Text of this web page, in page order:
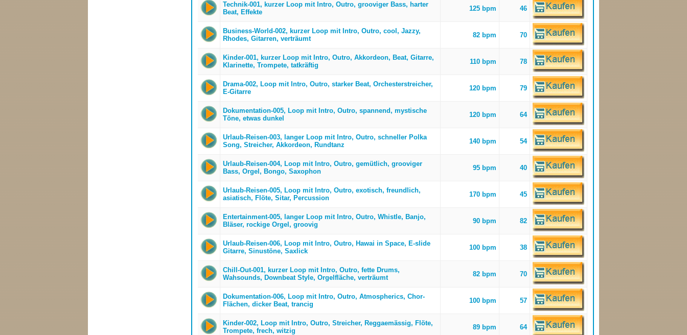
Technik-001, kurzer Loop mit Intro, Outro, grooviger Bass, harter
Beat, Effekte
125 bpm 46
Business-World-002, kurzer Loop mit Intro, Outro, cool, Jazzy,
Rhodes, Gitarren, verträumt
82 bpm 70
Kinder-001, kurzer Loop mit Intro, Outro, Akkordeon, Beat, Gitarre,
Klarinette, Trompete, tatkräftig
110 bpm 78
Drama-002, Loop mit Intro, Outro, starker Beat, Orchesterstreicher,
E-Gitarre
120 bpm 79
Dokumentation-005, Loop mit Intro, Outro, spannend, mystische
Töne, etwas dunkel
120 bpm 64
Urlaub-Reisen-003, langer Loop mit Intro, Outro, schneller Polka
Song, Streicher, Akkordeon, Rundtanz
140 bpm 54
Urlaub-Reisen-004, Loop mit Intro, Outro, gemütlich, grooviger
Bass, Orgel, Bongo, Saxophon
95 bpm 40
Urlaub-Reisen-005, Loop mit Intro, Outro, exotisch, freundlich,
asiatisch, Flöte, Sitar, Percussion
170 bpm 45
Entertainment-005, langer Loop mit Intro, Outro, Whistle, Banjo,
Bläser, rockige Orgel, groovig
90 bpm 82
Urlaub-Reisen-006, Loop mit Intro, Outro, Hawai in Space, E-slide
Gitarre, Sinustöne, Saxlick
100 bpm 38
Chill-Out-001, kurzer Loop mit Intro, Outro, fette Drums,
Wahsounds, Downbeat Style, Orgelfläche, verträumt
82 bpm 70
Dokumentation-006, Loop mit Intro, Outro, Atmospherics, Chor-
Flächen, dicker Beat, trancig
100 bpm 57
Kinder-002, Loop mit Intro, Outro, Streicher, Reggaemässig, Flöte,
Trompete, frech, witzig
89 bpm 64